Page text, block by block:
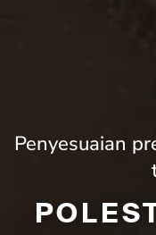
Penyesuaian